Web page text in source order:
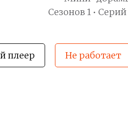
Сезонов 1 •
плеер Не работает